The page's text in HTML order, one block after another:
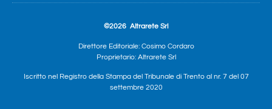
©2026 Altrarete Srl
Direttore Editoriale: Cosimo Cordaro
Proprietario: Altrarete Srl
Iscritto nel Registro della Stampa del Tribunale di Trento al nr. 7 del 07
settembre 2020